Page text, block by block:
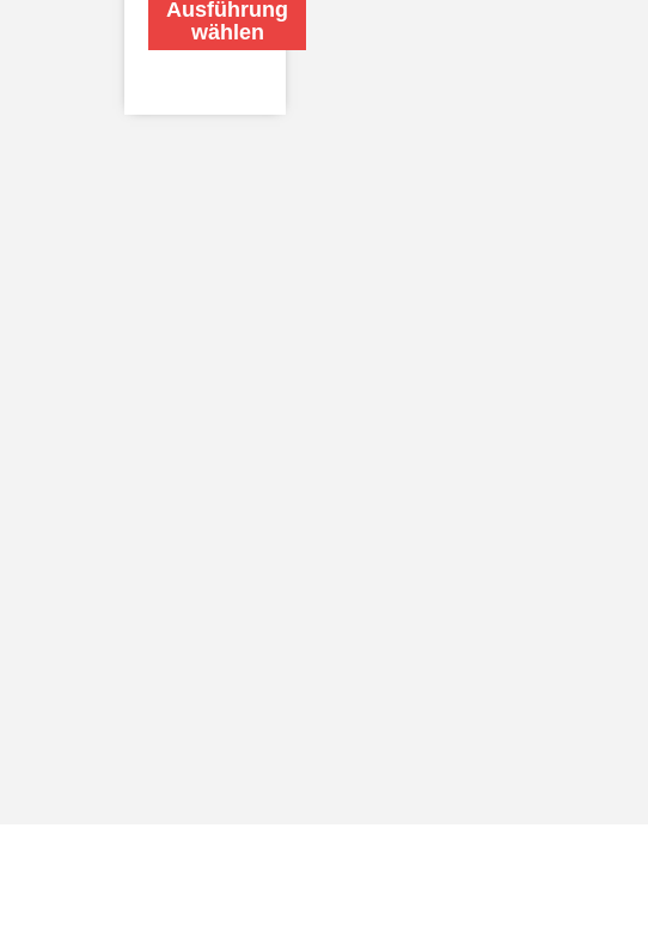
Ausführung
wählen